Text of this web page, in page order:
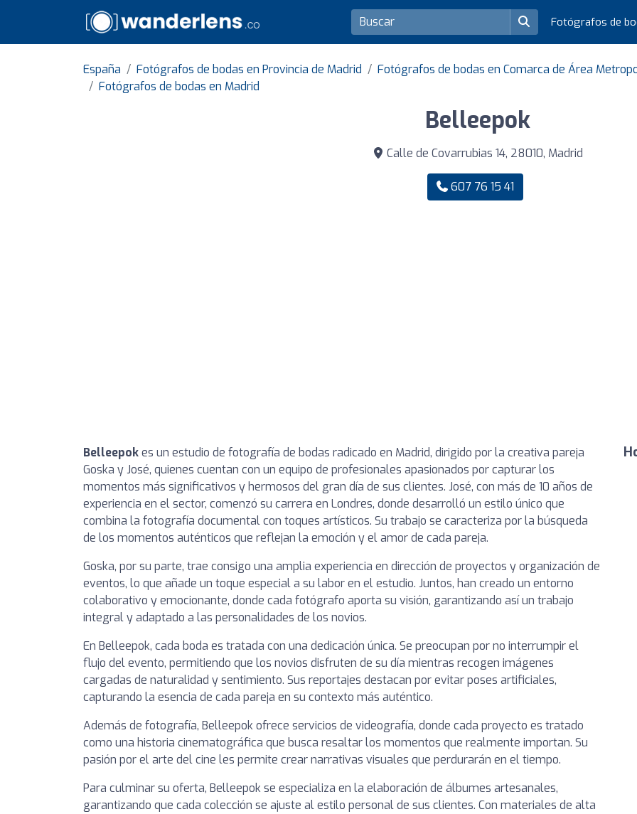
Fotógrafos de
España Fotógrafos de bodas en Provincia de Madrid
Fotógrafos de bodas en Comarca de Área
Fotógrafos de bodas en Madrid
Belleepok
Calle de Covarrubias 14, 28010, Madrid
607 76 15 41
Belleepokes un estudio de fotografía de bodas radicado en Madrid, dirigido por la creativa pareja
Goska y José, quienes cuentan con un equipo de profesionales apasionados por capturar los
momentos más significativos y hermosos del gran día de sus clientes. José, con más de 10 años de
experiencia en el sector, comenzó su carrera en Londres, donde desarrolló un estilo único que
combina la fotografía documental con toques artísticos. Su trabajo se caracteriza por la búsqueda
de los momentos auténticos que reflejan la emoción y el amor de cada pareja.
Goska, por su parte, trae consigo una amplia experiencia en dirección de proyectos y organización de
eventos, lo que añade un toque especial a su labor en el estudio. Juntos, han creado un entorno
colaborativo y emocionante, donde cada fotógrafo aporta su visión, garantizando así un trabajo
integral y adaptado a las personalidades de los novios.
En Belleepok, cada boda es tratada con una dedicación única. Se preocupan por no interrumpir el
flujo del evento, permitiendo que los novios disfruten de su día mientras recogen imágenes
cargadas de naturalidad y sentimiento. Sus reportajes destacan por evitar poses artificiales,
capturando la esencia de cada pareja en su contexto más auténtico.
Además de fotografía, Belleepok ofrece servicios de videografía, donde cada proyecto es tratado
como una historia cinematográfica que busca resaltar los momentos que realmente importan. Su
pasión por el arte del cine les permite crear narrativas visuales que perdurarán en el tiempo.
Para culminar su oferta, Belleepok se especializa en la elaboración de álbumes artesanales,
garantizando que cada colección se ajuste al estilo personal de sus clientes. Con materiales de alta